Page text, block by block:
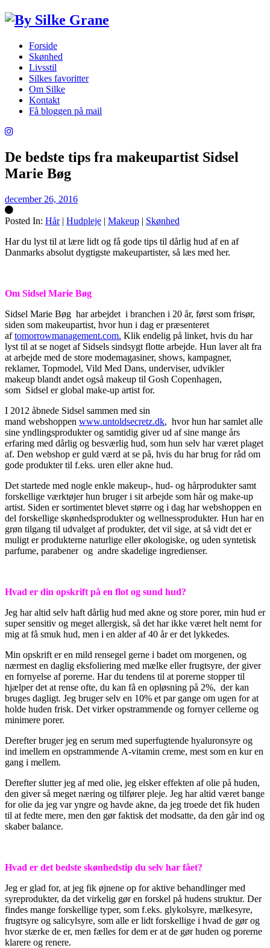
Forside
Skønhed
Livsstil
Silkes favoritter
Om Silke
Kontakt
Få bloggen på mail
De bedste tips fra makeupartist Sidsel
Marie Bøg
december 26, 2016
Posted In: Hår| Hudpleje | Makeup | Skønhed
Har du lyst til at lære lidt og få gode tips til dårlig hud af en af
Danmarks absolut dygtigste makeupartister, så læs med her.
Om Sidsel Marie Bøg
Sidsel Marie Bøg har arbejdet i branchen i 20 år, først som frisør,
siden som makeupartist, hvor hun i dag er præsenteret
aftomorrowmanagement.com. Klik endelig på linket, hvis du har
lyst til at se noget af Sidsels sindsygt flotte arbejde. Hun laver alt fra
at arbejde med de store modemagasiner, shows, kampagner,
reklamer, Topmodel, Vild Med Dans, underviser, udvikler
makeup blandt andet også makeup til Gosh Copenhagen,
som Sidsel er global make-up artist for.
I 2012 åbnede Sidsel sammen med sin
mand webshoppen www.untoldsecretz.dk, hvor hun har samlet alle
sine yndlingsprodukter og samtidig giver ud af sine mange års
erfaring med dårlig og besværlig hud, som hun selv har været plaget
af. Den webshop er guld værd at se på, hvis du har brug for råd om
gode produkter til f.eks. uren eller akne hud.
Det startede med nogle enkle makeup-, hud- og hårprodukter samt
forskellige værktøjer hun bruger i sit arbejde som hår og make-up
artist. Siden er sortimentet blevet større og i dag har webshoppen en
del forskellige skønhedsprodukter og wellnessprodukter. Hun har en
grøn tilgang til udvalget af produkter, det vil sige, at så vidt det er
muligt er produkterne naturlige eller økologiske, og uden syntetisk
parfume, parabener og andre skadelige ingredienser.
Hvad er din opskrift på en flot og sund hud?
Jeg har altid selv haft dårlig hud med akne og store porer, min hud er
super sensitiv og meget allergisk, så det har ikke været helt nemt for
mig at få smuk hud, men i en alder af 40 år er det lykkedes.
Min opskrift er en mild rensegel gerne i badet om morgenen, og
nærmest en daglig eksfoliering med mælke eller frugtsyre, der giver
en fornyelse af porerne. Har du tendens til at porerne stopper til
hjælper det at rense ofte, du kan få en opløsning på 2%, der kan
bruges dagligt. Jeg bruger selv en 10% et par gange om ugen for at
holde huden frisk. Det virker opstrammende og fornyer cellerne og
minimere porer.
Derefter bruger jeg en serum med superfugtende hyaluronsyre og
ind imellem en opstrammende A-vitamin creme, mest som en kur en
gang i mellem.
Derefter slutter jeg af med olie, jeg elsker effekten af olie på huden,
den giver så meget næring og tilfører pleje. Jeg har altid været bange
for olie da jeg var yngre og havde akne, da jeg troede det fik huden
til at fedte mere, men den gør faktisk det modsatte, da den går ind og
skaber balance.
Hvad er det bedste skønhedstip du selv har fået?
Jeg er glad for, at jeg fik øjnene op for aktive behandlinger med
syreprodukter, da det virkelig gør en forskel på hudens struktur. Der
findes mange forskellige typer, som f.eks. glykolsyre, mælkesyre,
frugtsyre og salicylsyre, som alle er lidt forskellige i hvad de gør og
hvor stærke de er, men fælles for dem er at de gør huden og porerne
klarere og renere.